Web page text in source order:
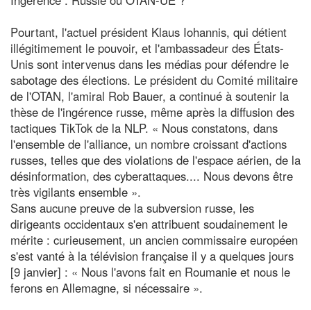
Pourtant, l'actuel président Klaus Iohannis, qui détient
illégitimement le pouvoir, et l'ambassadeur des États-
Unis sont intervenus dans les médias pour défendre le
sabotage des élections. Le président du Comité militaire
de l'OTAN, l'amiral Rob Bauer, a continué à soutenir la
thèse de l'ingérence russe, même après la diffusion des
tactiques TikTok de la NLP. « Nous constatons, dans
l'ensemble de l'alliance, un nombre croissant d'actions
russes, telles que des violations de l'espace aérien, de la
désinformation, des cyberattaques.... Nous devons être
très vigilants ensemble ».
Sans aucune preuve de la subversion russe, les
dirigeants occidentaux s'en attribuent soudainement le
mérite : curieusement, un ancien commissaire européen
s'est vanté à la télévision française il y a quelques jours
[9 janvier] : « Nous l'avons fait en Roumanie et nous le
ferons en Allemagne, si nécessaire ».